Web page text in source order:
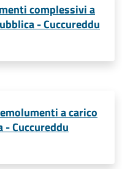
complessivi a
- Cuccureddu
a carico
Cuccureddu